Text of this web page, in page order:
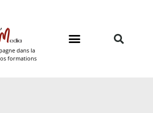
dans la
formations